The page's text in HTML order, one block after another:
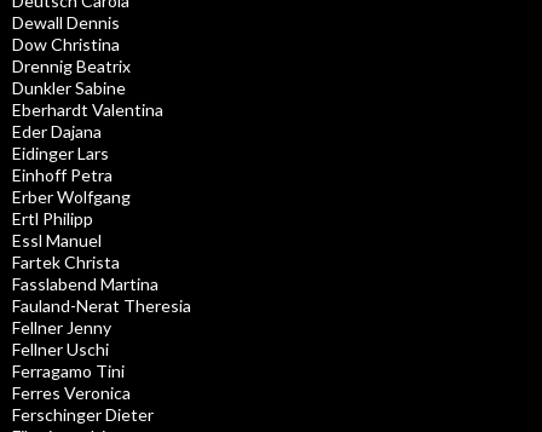
Dewall Dennis
Dow Christina
Drennig Beatrix
Dunkler Sabine
Eberhardt Valentina
Eder Dajana
Eidinger Lars
Einhoff Petra
Erber Wolfgang
Ertl Philipp
Essl Manuel
Fartek Christa
Fasslabend Martina
Fauland-Nerat Theresia
Fellner Jenny
Fellner Uschi
Ferragamo Tini
Ferres Veronica
Ferschinger Dieter